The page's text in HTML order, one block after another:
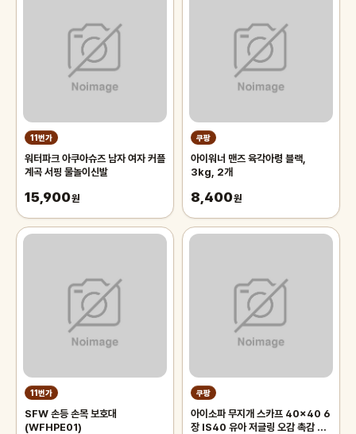
11번가
워터파크 아쿠아슈즈 남자 여자 커플
계곡 서핑 물놀이신발
15,900원
쿠팡
아이워너 맨즈 육각아령 블랙,
3kg, 2개
8,400원
11번가
SFW 손등 손목 보호대
(WFHPE01)
쿠팡
아이소파 무지개 스카프 40x40 6
장 IS40 유아 저글링 오감 촉감 놀